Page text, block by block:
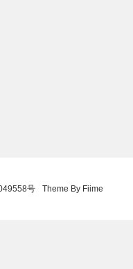
号 Theme By Fiime